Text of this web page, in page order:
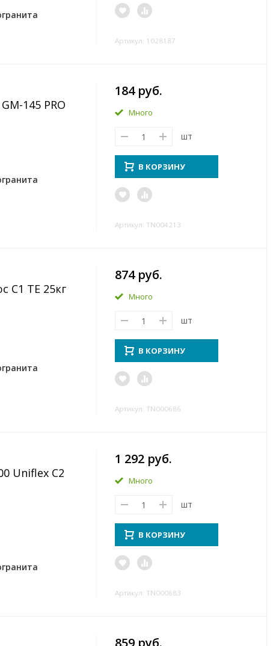
Артикул: 1028187
145 PRO
184 руб.
Много
шт
В КОРЗИНУ
Артикул: TN004213
C1 TE 25кг
874 руб.
Много
шт
В КОРЗИНУ
Артикул: TN000686
Uniflex C2
1 292 руб.
Много
шт
В КОРЗИНУ
Артикул: TN000683
859 руб.